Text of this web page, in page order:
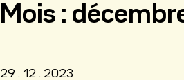
Mois :
29 . 12 . 2023